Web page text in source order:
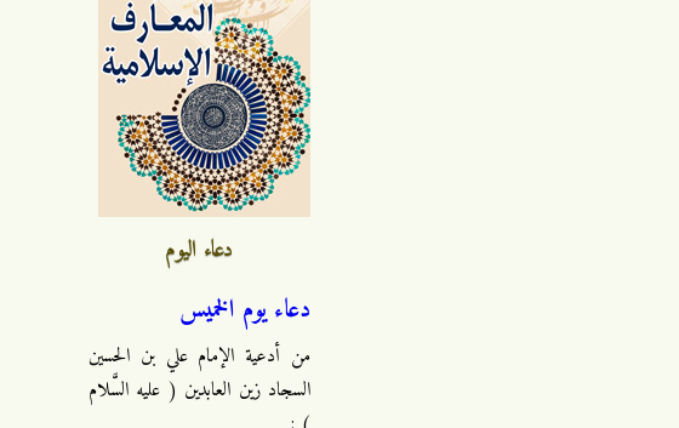
دعاء اليوم
دعاء يوم الخميس
من أدعية الإمام علي بن الحسين
السجاد زين العابدين ( عليه السَّلام